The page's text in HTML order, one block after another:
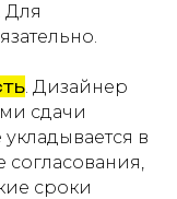
Для
. Дизайнер
сдачи
в
согласования,
сроки